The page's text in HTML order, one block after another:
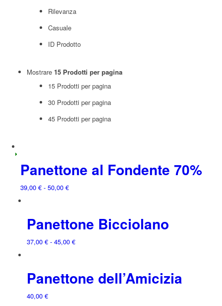
Rilevanza
Casuale
ID Prodotto
Mostrare 15 Prodotti per pagina
15 Prodotti per pagina
30 Prodotti per pagina
45 Prodotti per pagina
Panettone al Fondente 70%
39,00 € - 50,00 €Fascia
da
39,00 €
a
Panettone Bicciolano
37,00 € - 45,00 €Fascia
37,00 €
Panettone dell’Amicizia
40,00 €